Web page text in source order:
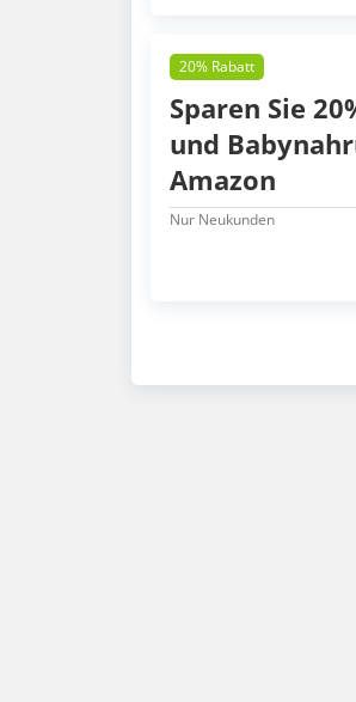
20% Rabatt
Sparen Sie
und
Amazon
Nur Neukunden